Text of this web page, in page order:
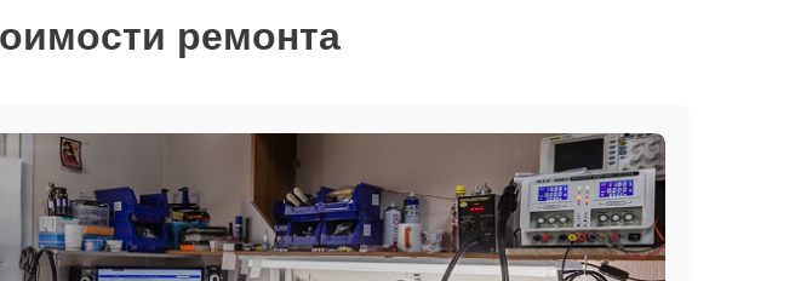
ремонта